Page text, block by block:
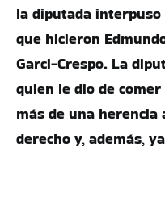
la diputada
que hicieron
Garci-Crespo. La
quien le dio de
más de una
derecho y, además,